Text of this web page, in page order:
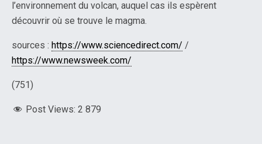
l’environnement du volcan, auquel cas ils espèrent
découvrir où se trouve le magma.
sources : https://www.sciencedirect.com/ /
https://www.newsweek.com/
(751)
Post Views: 2 879